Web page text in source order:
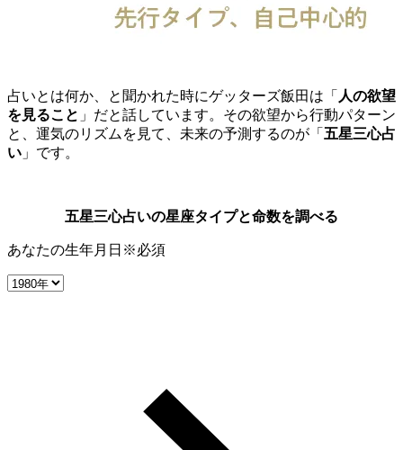
占いとは何か、と聞かれた時にゲッターズ飯田は「 人の欲望
を見ること 」だと話しています。その欲望から行動パターン
と、運気のリズムを見て、未来の予測するのが「 五星三心占
い 」です。
五星三心占いの星座タイプと命数を調べる
あなたの生年月日 ※必須